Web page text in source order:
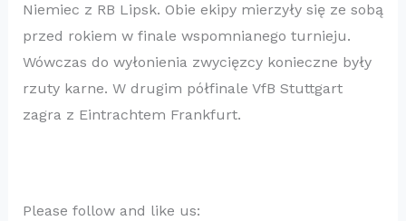
Niemiec z RB Lipsk. Obie ekipy mierzyły się ze sobą
przed rokiem w finale wspomnianego turnieju.
Wówczas do wyłonienia zwycięzcy konieczne były
rzuty karne. W drugim półfinale VfB Stuttgart
zagra z Eintrachtem Frankfurt.
Please follow and like us: